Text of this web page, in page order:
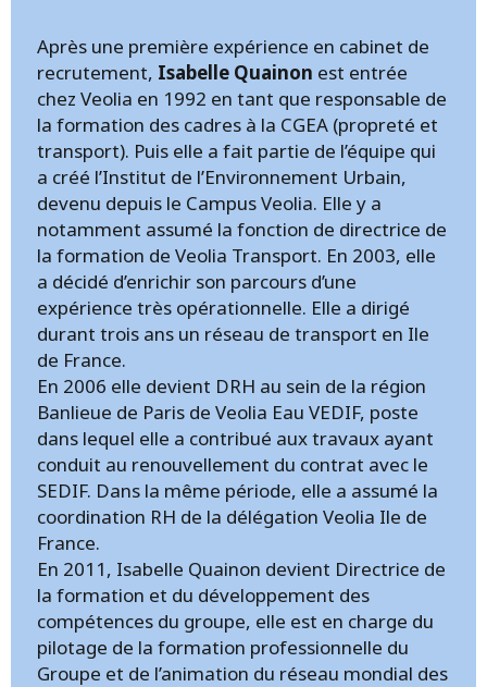
Après une première expérience en cabinet de
recrutement, Isabelle Quainon est entrée
chez Veolia en 1992 en tant que responsable de
la formation des cadres à la CGEA (propreté et
transport). Puis elle a fait partie de l’équipe qui
a créé l’Institut de l’Environnement Urbain,
devenu depuis le Campus Veolia. Elle y a
notamment assumé la fonction de directrice de
la formation de Veolia Transport. En 2003, elle
a décidé d’enrichir son parcours d’une
expérience très opérationnelle. Elle a dirigé
durant trois ans un réseau de transport en Ile
de France.
En 2006 elle devient DRH au sein de la région
Banlieue de Paris de Veolia Eau VEDIF, poste
dans lequel elle a contribué aux travaux ayant
conduit au renouvellement du contrat avec le
SEDIF. Dans la même période, elle a assumé la
coordination RH de la délégation Veolia Ile de
France.
En 2011, Isabelle Quainon devient Directrice de
la formation et du développement des
compétences du groupe, elle est en charge du
pilotage de la formation professionnelle du
Groupe et de l’animation du réseau mondial des